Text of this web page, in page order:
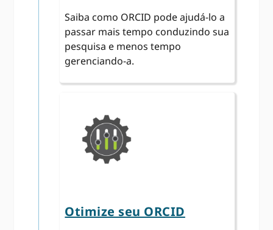
Saiba como ORCID pode ajudá-lo a
passar mais tempo conduzindo sua
pesquisa e menos tempo
gerenciando-a.
Otimize seu ORCID